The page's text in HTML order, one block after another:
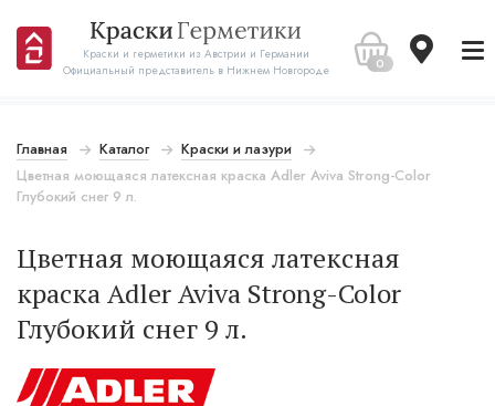
Краски и герметики из Австрии и Германии
Официальный представитель в Нижнем Новгороде
0
Главная Каталог
Краски и лазури
Цветная моющаяся латексная краска Adler Aviva Strong-Color
Глубокий снег 9 л.
Цветная моющаяся латексная
краска Adler Aviva Strong-Color
Глубокий снег 9 л.